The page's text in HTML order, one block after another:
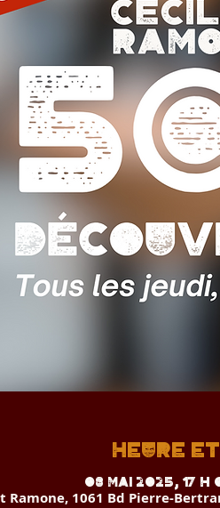
Heure
08 mai 2025, 17 h
Ramone, 1061 Bd Pierre-